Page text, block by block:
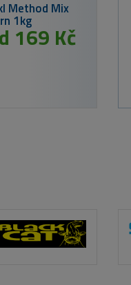
Westin
Matte Black LB